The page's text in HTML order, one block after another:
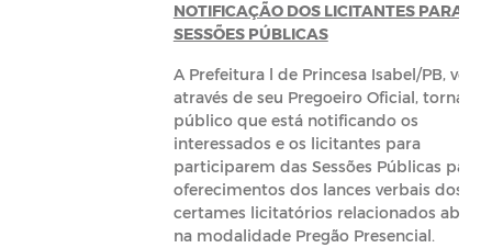
NOTIFICAÇÃO DOS LICITANTES PARA AS
SESSÕES PÚBLICAS
A Prefeitura l de Princesa Isabel/PB, vem
através de seu Pregoeiro Oficial, torna
público que está notificando os
interessados e os licitantes para
participarem das Sessões Públicas para
oferecimentos dos lances verbais dos
certames licitatórios relacionados
na modalidade Pregão Presencial.